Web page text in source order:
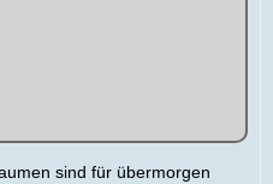
sind für übermorgen